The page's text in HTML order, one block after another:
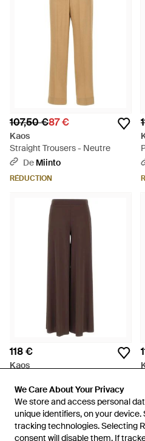
We Care About Your Privacy
We store and access personal
unique identifiers, on your
tracking technologies. Selecting
consent will disable them. If
We Care About Your Privacy
We store and access personal
unique identifiers, on your
tracking technologies. Selecting
consent will disable them. If
107,50 €87 €
Kaos
Straight Trousers - Neutre
De Miinto
RÉDUCTION
118 €
Kaos
Marron
DeFARFETCH